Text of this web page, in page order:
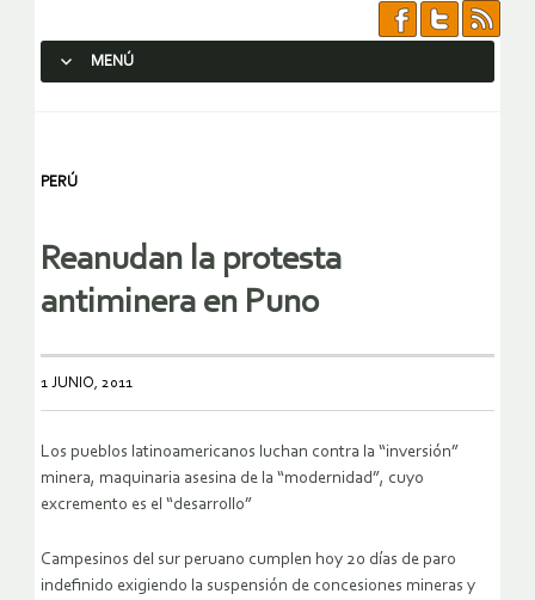
MENÚ
PERÚ
Reanudan la protesta
antiminera en Puno
1 JUNIO, 2011
Los pueblos latinoamericanos luchan contra la “inversión”
minera, maquinaria asesina de la “modernidad”, cuyo
excremento es el “desarrollo”
Campesinos del sur peruano cumplen hoy 20 días de paro
indefinido exigiendo la suspensión de concesiones mineras y